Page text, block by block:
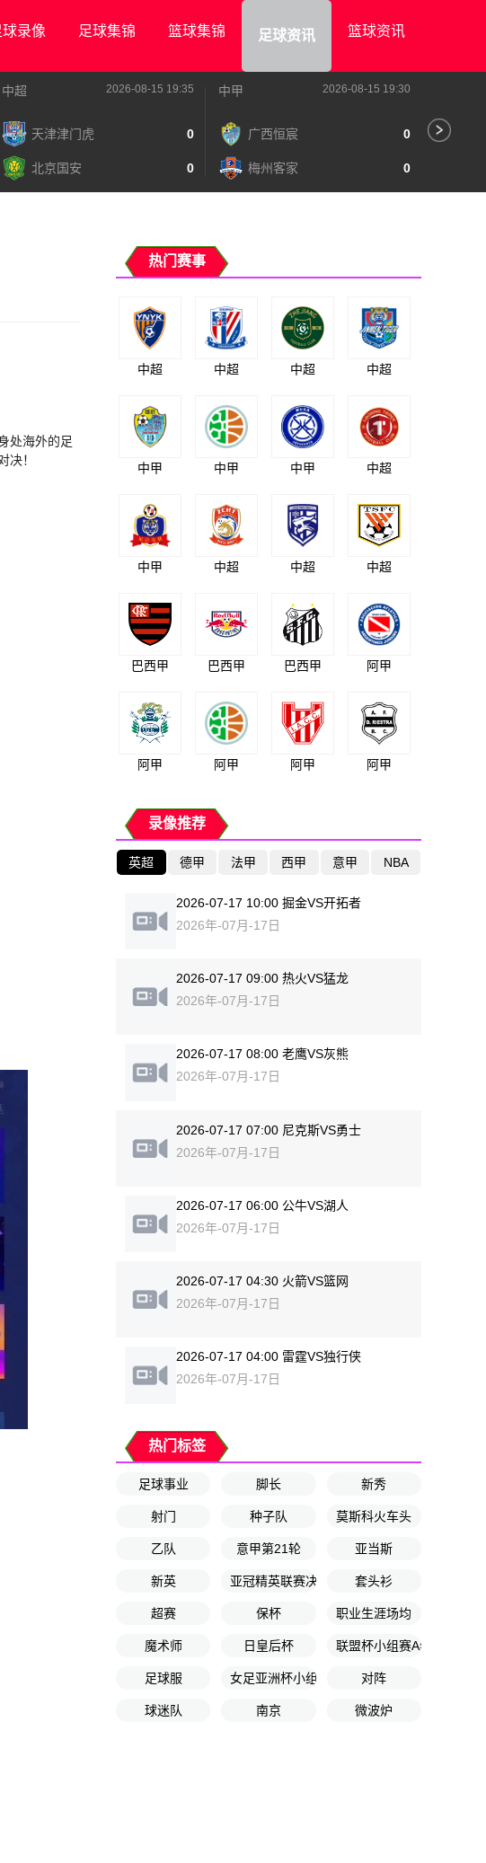
球录像 足球集锦 篮球集锦 足球资讯 篮球资讯
中超 2026-08-15 19:35
天津津门虎 0
北京国安 0
中甲 2026-08-15 19:30
广西恒宸 0
梅州客家 0
处海外的足
决！
热门赛事
中超 中超 中超 中超
中甲 中甲 中甲 中超
中甲 中超 中超 中超
巴西甲 巴西甲 巴西甲 阿甲
阿甲 阿甲 阿甲 阿甲
录像推荐
英超 德甲 法甲 西甲 意甲 NBA
2026-07-17 10:00 掘金VS开拓者
2026年-07月-17日
2026-07-17 09:00 热火VS猛龙
2026年-07月-17日
2026-07-17 08:00 老鹰VS灰熊
2026年-07月-17日
2026-07-17 07:00 尼克斯VS勇士
2026年-07月-17日
2026-07-17 06:00 公牛VS湖人
2026年-07月-17日
2026-07-17 04:30 火箭VS篮网
2026年-07月-17日
2026-07-17 04:00 雷霆VS独行侠
2026年-07月-17日
热门标签
足球事业 脚长 新秀
射门 种子队 莫斯科火车头
乙队 意甲第21轮 亚当斯
新英 亚冠精英联赛决赛 套头衫
超赛 保杯 职业生涯场均
魔术师 日皇后杯 联盟杯小组赛A组
足球服 女足亚洲杯小组赛第2轮对阵
球迷队 南京 微波炉